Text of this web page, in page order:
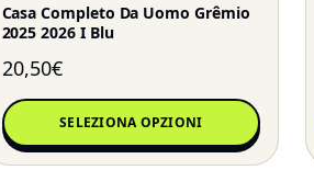
Casa Completo Da Uomo Grêmio
2025 2026 I Blu
20,50€
SELEZIONA OPZIONI